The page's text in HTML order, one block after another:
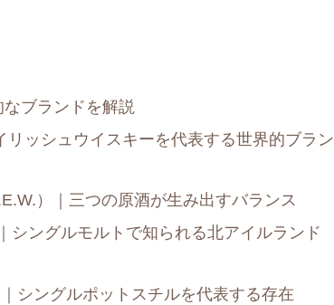
ブランドを解説
リッシュウイスキーを代表する世界的ブラン
）｜三つの原酒が生み出すバランス
シングルモルトで知られる北アイルランド
シングルポットスチルを代表する存在